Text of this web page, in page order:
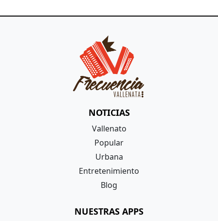
NOTICIAS
Vallenato
Popular
Urbana
Entretenimiento
Blog
NUESTRAS APPS